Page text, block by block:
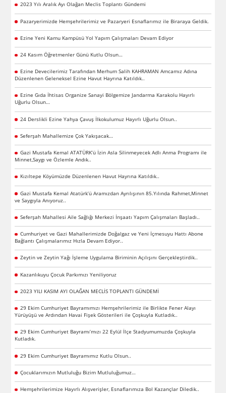
2023 Yılı Aralık Ayı Olağan Meclis Toplantı Gündemi
Pazaryerimizde Hemşehrilerimiz ve Pazaryeri Esnaflarımız ile Biraraya Geldik.
Ezine Yeni Kamu Kampüsü Yol Yapım Çalışmaları Devam Ediyor
24 Kasım Öğretmenler Günü Kutlu Olsun…
Ezine Devecilerimiz Tarafından Merhum Salih KAHRAMAN Amcamız Adına
Düzenlenen Geleneksel Ezine Havut Hayrına Katıldık..
Ezine Gıda İhtisas Organize Sanayi Bölgemize Jandarma Karakolu Hayırlı
Uğurlu Olsun…
24 Derslikli Ezine Yahya Çavuş İlkokulumuz Hayırlı Uğurlu Olsun..
Seferşah Mahallemize Çok Yakışacak…
Gazi Mustafa Kemal ATATÜRK’ü İzin Asla Silinmeyecek Adlı Anma Programı ile
Minnet,Saygı ve Özlemle Andık..
Kızıltepe Köyümüzde Düzenlenen Havut Hayrına Katıldık..
Gazi Mustafa Kemal Atatürk’ü Aramızdan Ayrılışının 85.Yılında Rahmet,Minnet
ve Saygıyla Anıyoruz..
Seferşah Mahallesi Aile Sağlığı Merkezi İnşaatı Yapım Çalışmaları Başladı..
Cumhuriyet ve Gazi Mahallerimizde Doğalgaz ve Yeni İçmesuyu Hattı Abone
Bağlantı Çalışmalarımız Hızla Devam Ediyor..
Zeytin ve Zeytin Yağı İşleme Uygulama Biriminin Açılışını Gerçekleştirdik..
Kazanlıkuyu Çocuk Parkımızı Yeniliyoruz
2023 YILI KASIM AYI OLAĞAN MECLİS TOPLANTI GÜNDEMİ
29 Ekim Cumhuriyet Bayramımızı Hemşehrilerimiz ile Birlikte Fener Alayı
Yürüyüşü ve Ardından Havai Fişek Gösterileri ile Çoşkuyla Kutladık..
29 Ekim Cumhuriyet Bayramı’mızı 22 Eylül İlçe Stadyumumuzda Çoşkuyla
Kutladık.
29 Ekim Cumhuriyet Bayramımız Kutlu Olsun..
Çocuklarımızın Mutluluğu Bizim Mutluluğumuz…
Hemşehrilerimize Hayırlı Alışverişler, Esnaflarımıza Bol Kazançlar Diledik..